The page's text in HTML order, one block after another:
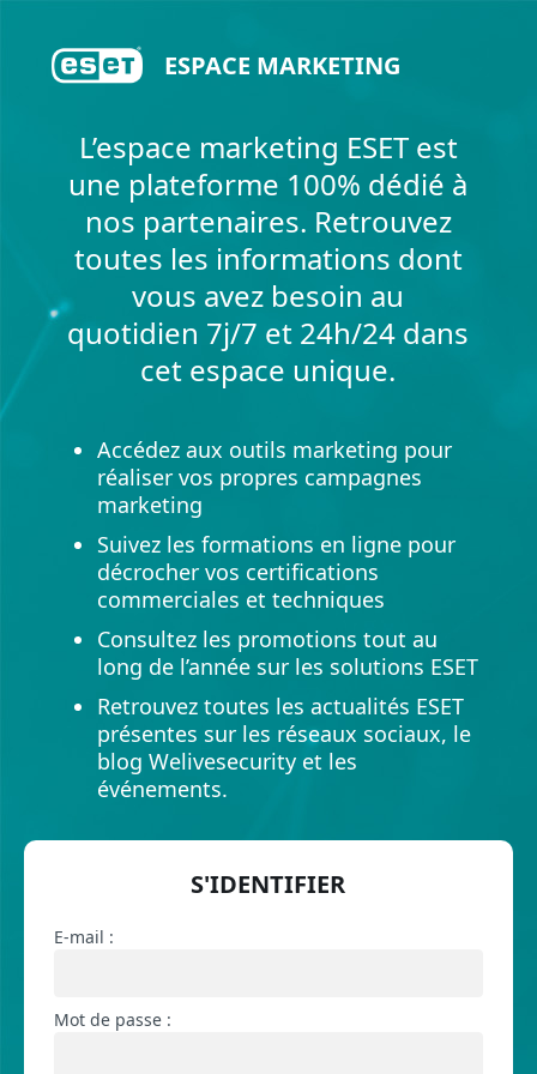
ESPACE MARKETING
L’espace marketing ESET est
une plateforme 100% dédié à
nos partenaires. Retrouvez
toutes les informations dont
vous avez besoin au
quotidien 7j/7 et 24h/24 dans
cet espace unique.
Accédez aux outils marketing pour
réaliser vos propres campagnes
marketing
Suivez les formations en ligne pour
décrocher vos certifications
commerciales et techniques
Consultez les promotions tout au
long de l’année sur les solutions ESET
Retrouvez toutes les actualités ESET
présentes sur les réseaux sociaux, le
blog Welivesecurity et les
événements.
S'IDENTIFIER
E-mail :
Mot de passe :